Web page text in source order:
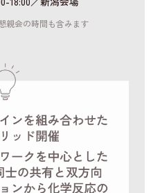
親会の時間も含みます